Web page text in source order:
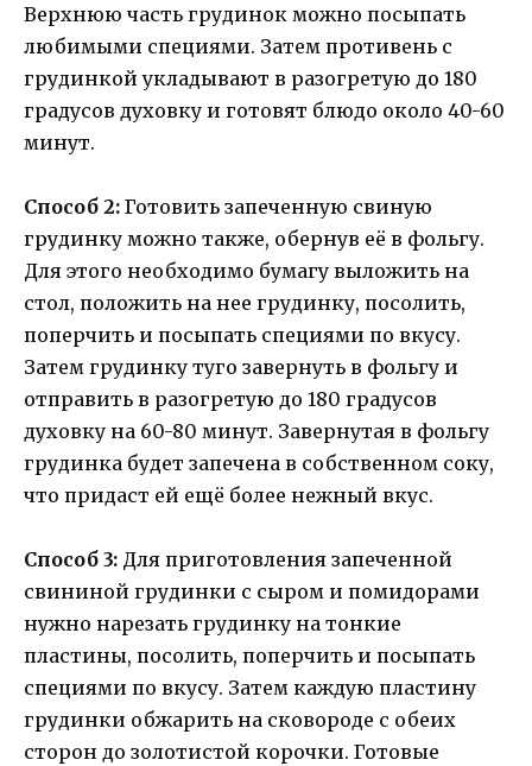
Верхнюю часть грудинок можно посыпать
любимыми специями. Затем противень с
грудинкой укладывают в разогретую до 180
градусов духовку и готовят блюдо около 40-60
минут.
Способ 2: Готовить запеченную свиную
грудинку можно также, обернув её в фольгу.
Для этого необходимо бумагу выложить на
стол, положить на нее грудинку, посолить,
поперчить и посыпать специями по вкусу.
Затем грудинку туго завернуть в фольгу и
отправить в разогретую до 180 градусов
духовку на 60-80 минут. Завернутая в фольгу
грудинка будет запечена в собственном соку,
что придаст ей ещё более нежный вкус.
Способ 3: Для приготовления запеченной
свининой грудинки с сыром и помидорами
нужно нарезать грудинку на тонкие
пластины, посолить, поперчить и посыпать
специями по вкусу. Затем каждую пластину
грудинки обжарить на сковороде с обеих
сторон до золотистой корочки. Готовые